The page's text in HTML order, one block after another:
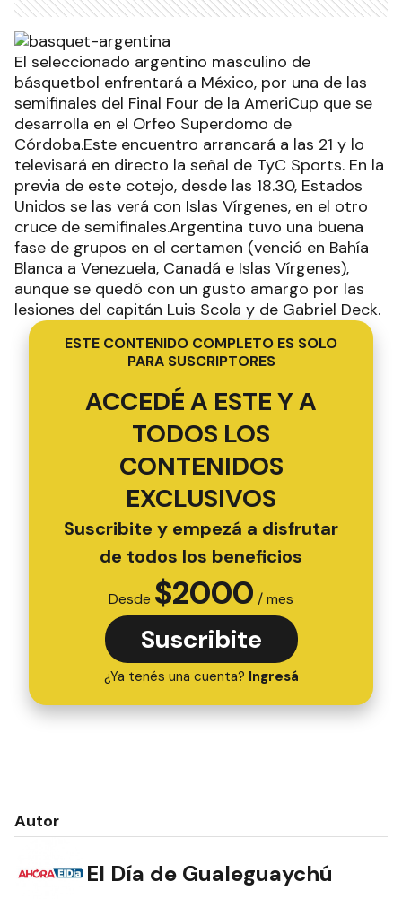
El seleccionado argentino masculino de
básquetbol enfrentará a México, por una de las
semifinales del Final Four de la AmeriCup que se
desarrolla en el Orfeo Superdomo de
Córdoba.Este encuentro arrancará a las 21 y lo
televisará en directo la señal de TyC Sports. En la
previa de este cotejo, desde las 18.30, Estados
Unidos se las verá con Islas Vírgenes, en el otro
cruce de semifinales.Argentina tuvo una buena
fase de grupos en el certamen (venció en Bahía
Blanca a Venezuela, Canadá e Islas Vírgenes),
aunque se quedó con un gusto amargo por las
lesiones del capitán Luis Scola y de Gabriel Deck.
ESTE CONTENIDO COMPLETO ES SOLO
PARA SUSCRIPTORES
ACCEDÉ A ESTE Y A
TODOS LOS
CONTENIDOS
EXCLUSIVOS
Suscribite y empezá a disfrutar
de todos los beneficios
Desde $2000 / mes
Suscribite
¿Ya tenés una cuenta? Ingresá
Autor
El Día de Gualeguaychú